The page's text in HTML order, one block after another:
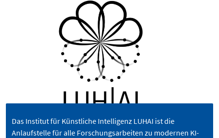
Das Institut für Künstliche Intelligenz LUHAI ist die
Anlaufstelle für alle Forschungsarbeiten zu modernen KI-